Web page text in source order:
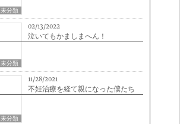
未分類
未分類
02/13/2022
泣いてもかましまへん！
未分類
11/28/2021
不妊治療を経て親になった僕たち